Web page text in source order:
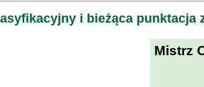
i bieżąca punktacja
Mistrz